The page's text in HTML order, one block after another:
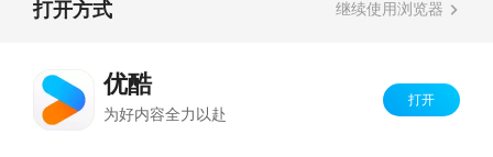
打开方式 继续使用浏览器
优酷
为好内容全力以赴
打开